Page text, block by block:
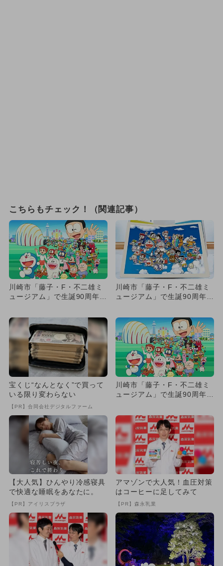
こちらもチェック！（関連記事）
川崎市「藤子・F・不二雄ミ
ュージアム」で生誕90周年記
川崎市「藤子・F・不二雄ミ
ュージアム」で生誕90周年記
宝くじ“なんとなく”で買って
いる限り変わらない
【PR】合同会社デジタルファーム
川崎市「藤子・F・不二雄ミ
ュージアム」で生誕90周年記
【大人気】ひんやり冷感寝具
で快適な睡眠をあなたに。
【PR】アイリスプラザ
アマゾンで大人気！血圧対策
はコーヒーに足してみて
【PR】森永乳業